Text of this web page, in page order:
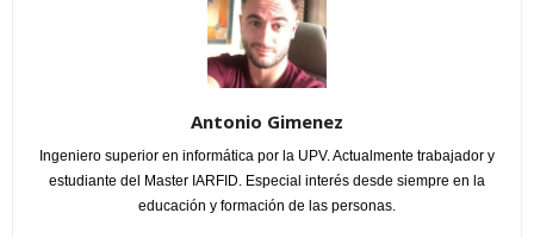
Antonio Gimenez
Ingeniero superior en informática por la UPV. Actualmente trabajador y
estudiante del Master IARFID. Especial interés desde siempre en la
educación y formación de las personas.